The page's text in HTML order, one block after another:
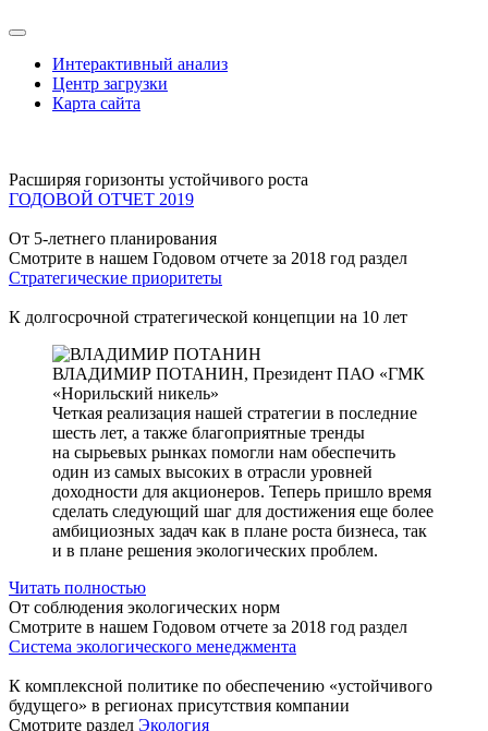
Интерактивный анализ
Центр загрузки
Карта сайта
Расширяя горизонты устойчивого роста
ГОДОВОЙ ОТЧЕТ 2019
От 5-летнего планирования
Смотрите в нашем Годовом отчете за 2018 год раздел
Стратегические приоритеты
К долгосрочной стратегической концепции на 10 лет
ВЛАДИМИР ПОТАНИН, Президент ПАО «ГМК
«Норильский никель»
Четкая реализация нашей стратегии в последние
шесть лет, а также благоприятные тренды
на сырьевых рынках помогли нам обеспечить
один из самых высоких в отрасли уровней
доходности для акционеров. Теперь пришло время
сделать следующий шаг для достижения еще более
амбициозных задач как в плане роста бизнеса, так
и в плане решения экологических проблем.
Читать полностью
От соблюдения экологических норм
Смотрите в нашем Годовом отчете за 2018 год раздел
Система экологического менеджмента
К комплексной политике по обеспечению «устойчивого
будущего» в регионах присутствия компании
Смотрите раздел Экология